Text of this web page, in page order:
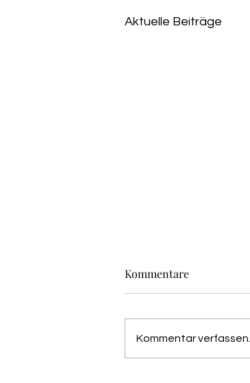
Aktuelle Beiträge
Kommentare
Kommentar verfassen...